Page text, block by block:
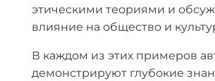
этическими теориями и
влияние на общество и
В каждом из этих примеров
демонстрируют глубокие